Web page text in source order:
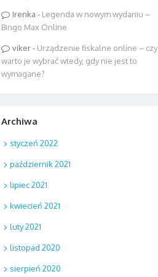
Irenka - Legenda w nowym wydaniu –
Bingo Max Online
viker- Urządzenie fiskalne online – czy
warto je wybrać wtedy, gdy nie jest to
wymagane?
Archiwa
styczeń 2022
październik 2021
lipiec 2021
kwiecień 2021
luty 2021
listopad 2020
sierpień 2020